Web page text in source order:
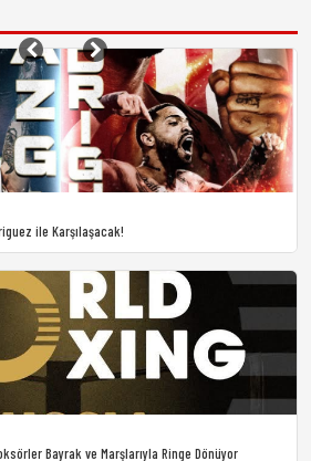
ile Karşılaşacak!
Bayrak ve Marşlarıyla Ringe Dönüyor